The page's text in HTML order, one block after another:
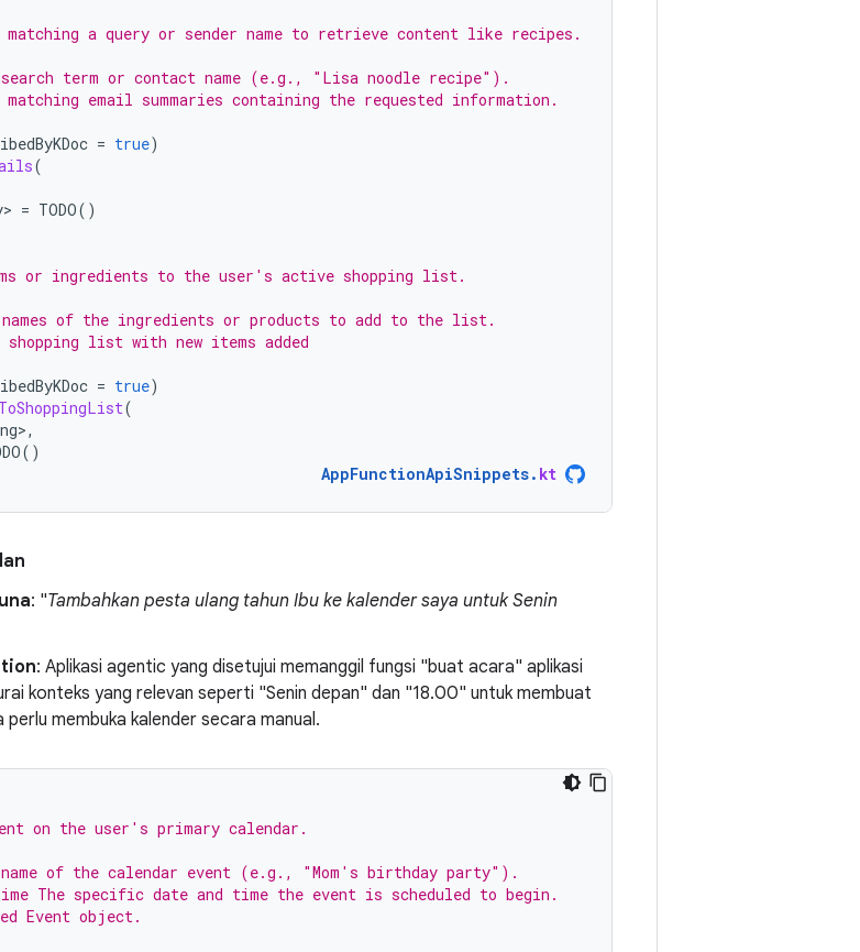
a query or sender name to retrieve content like recipes.
search term or contact name (e.g., "Lisa noodle recipe").
email summaries containing the requested information.
= true)
(
= TODO()
or ingredients to the user's active shopping list.
names of the ingredients or products to add to the list.
list with new items added
= true)
(
,
()
AppFunctionApiSnippets. kt
: "Tambahkan pesta ulang tahun Ibu ke kalender saya untuk Senin
: Aplikasi agentic yang disetujui memanggil fungsi "buat acara" aplikasi
konteks yang relevan seperti "Senin depan" dan "18.00" untuk membuat
membuka kalender secara manual.
on the user's primary calendar.
of the calendar event (e.g., "Mom's birthday party").
The specific date and time the event is scheduled to begin.
Event object.